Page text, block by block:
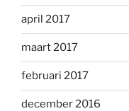
april 2017
maart 2017
februari 2017
december 2016